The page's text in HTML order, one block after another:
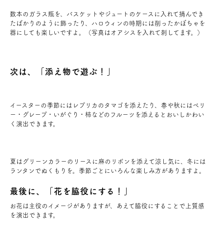
会員登録
オンライン無料相談
お電話
営業時間: AM9:30-PM8:00
定休: 水曜・第一火曜
船橋スタジオ
数本のガラス瓶を、バスケットやジュートのケースに入れて摘んでき
たばかりのように飾ったり、ハロウィンの時期には削ったかぼちゃを
器にしても楽しいですよ。（写真はオアシスを入れて刺してます。）
次は、「添え物で遊ぶ！」
イースターの季節にはレプリカのタマゴを添えたり、春や秋にはベリ
ー・グレープ・いがぐり・柿などのフルーツを添えるとおいしかわい
く演出できます。
夏はグリーンカラーのリースに麻のリボンを添えて涼し気に、冬には
ランタンでぬくもりを。季節ごとにいろんな楽しみ方がありますよ。
最後に、「花を脇役にする！」
お花は主役のイメージがありますが、あえて脇役にすることで上質感
を演出できます。